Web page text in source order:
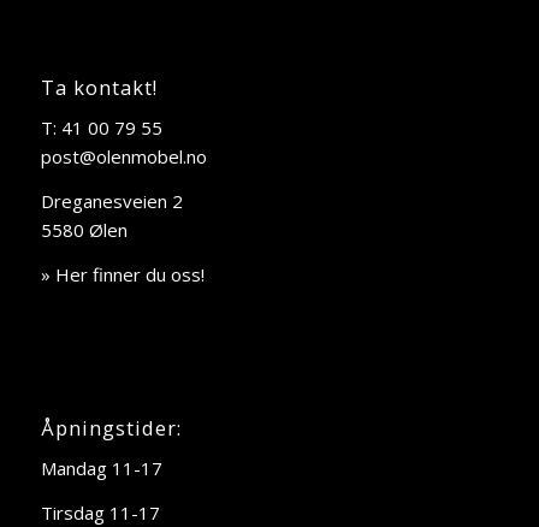
Ta kontakt!
T: 41 00 79 55
post@olenmobel.no
Dreganesveien 2
5580 Ølen
» Her finner du oss!
Åpningstider:
Mandag 11-17
Tirsdag 11-17